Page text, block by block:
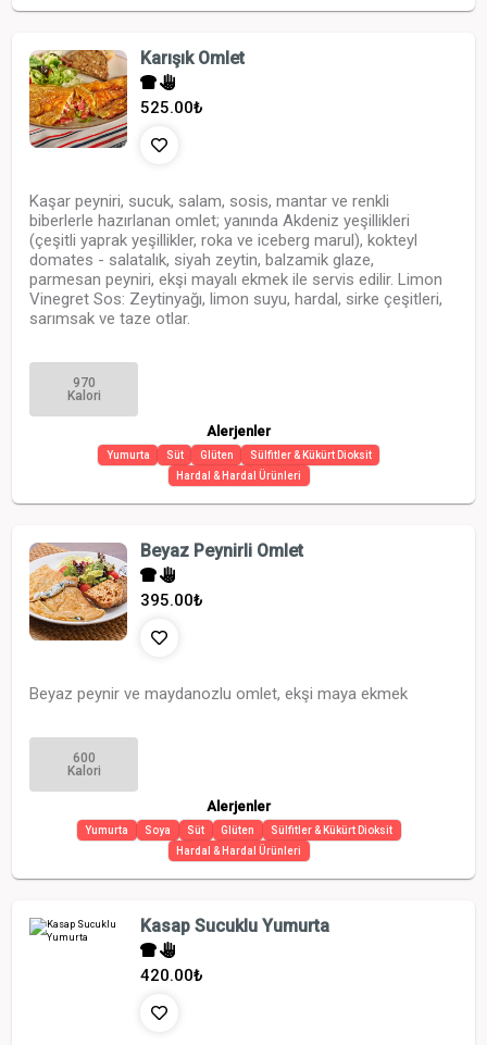
Karışık Omlet
525.00₺
Kaşar peyniri, sucuk, salam, sosis, mantar ve renkli
biberlerle hazırlanan omlet; yanında Akdeniz yeşillikleri
(çeşitli yaprak yeşillikler, roka ve iceberg marul), kokteyl
domates - salatalık, siyah zeytin, balzamik glaze,
parmesan peyniri, ekşi mayalı ekmek ile servis edilir. Limon
Vinegret Sos: Zeytinyağı, limon suyu, hardal, sirke çeşitleri,
sarımsak ve taze otlar.
970
Kalori
Alerjenler
Yumurta Süt Glüten
Sülfitler & Kükürt Dioksit
Hardal & Hardal Ürünleri
Beyaz Peynirli Omlet
395.00₺
Beyaz peynir ve maydanozlu omlet, ekşi maya ekmek
600
Kalori
Alerjenler
Yumurta Soya Süt Glüten
Sülfitler & Kükürt Dioksit
Hardal & Hardal Ürünleri
Kasap Sucuklu Yumurta
420.00₺